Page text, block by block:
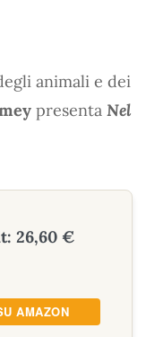
animali e dei
presenta Nel
26,60 €
AMAZON